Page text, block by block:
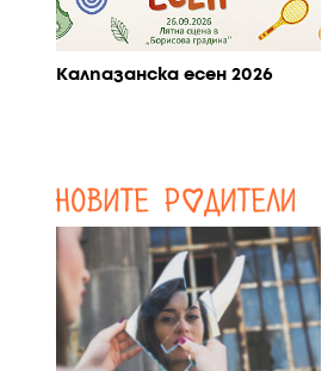
Калпазанска есен 2026